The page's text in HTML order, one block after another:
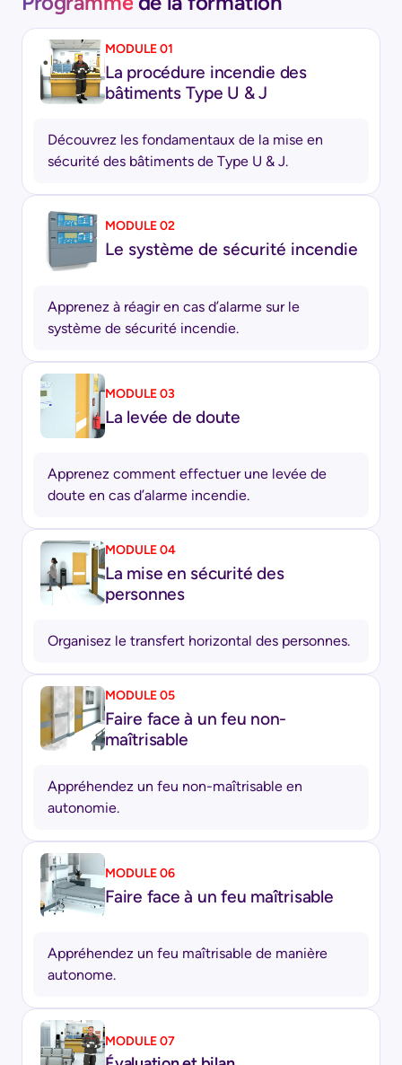
MODULE 01
La procédure incendie des
bâtiments Type U & J
Découvrez les fondamentaux de la mise en
sécurité des bâtiments de Type U & J.
MODULE 02
Le système de sécurité incendie
Apprenez à réagir en cas d’alarme sur le
système de sécurité incendie.
MODULE 03
La levée de doute
Apprenez comment effectuer une levée de
doute en cas d’alarme incendie.
MODULE 04
La mise en sécurité des
personnes
Organisez le transfert horizontal des personnes.
MODULE 05
Faire face à un feu non-
maîtrisable
Appréhendez un feu non-maîtrisable en
autonomie.
MODULE 06
Faire face à un feu maîtrisable
Appréhendez un feu maîtrisable de manière
autonome.
MODULE 07